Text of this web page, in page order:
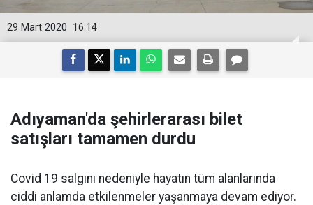
16:14
29 Mart 2020
Adıyaman'da şehirlerarası bilet
satışları tamamen durdu
Covid 19 salgını nedeniyle hayatın tüm alanlarında
ciddi anlamda etkilenmeler yaşanmaya devam ediyor.